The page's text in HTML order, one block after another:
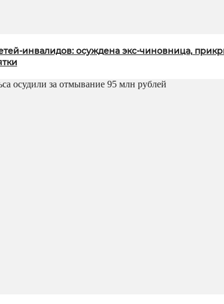
инвалидов: осуждена экс-чиновница,